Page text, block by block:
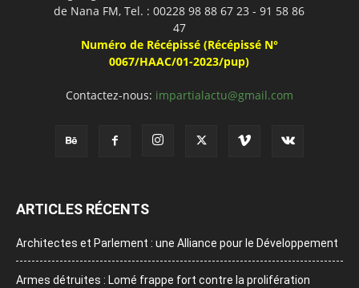
de Nana FM, Tel. : 00228 98 88 67 23 - 91 58 86
47
Numéro de Récépissé (Récépissé N°
0067/HAAC/01-2023/pup)
Contactez-nous: impartialactu@gmail.com
ARTICLES RÉCENTS
Architectes et Parlement : une Alliance pour le Développement
Armes détruites : Lomé frappe fort contre la prolifération